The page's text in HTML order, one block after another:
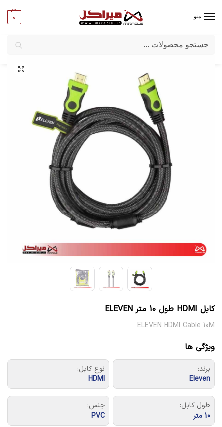
منو 0
میراکل/کامپیوتر/کابل/کابل HDMI
کابل HDMI طول 10 متر ELEVEN
ELEVEN HDMI Cable 10M
ویژگی ها
برند:
Eleven
نوع کابل:
HDMI
طول کابل:
10 متر
جنس:
PVC